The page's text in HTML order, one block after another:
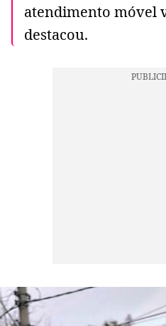
atendimento móvel
destacou.